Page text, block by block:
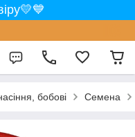
бобові Семена